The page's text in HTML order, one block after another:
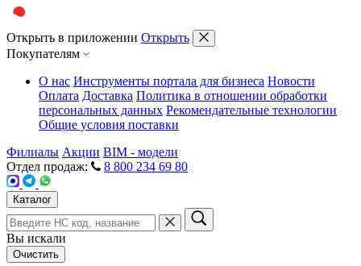
Открыть в приложении Открыть
Покупателям
О нас Инструменты портала для бизнеса Новости
Оплата Доставка Политика в отношении обработки
персональных данных Рекомендательные технологии
Общие условия поставки
Филиалы Акции BIM - модели
Отдел продаж:
8 800 234 69 80
Каталог
Вы искали
Очистить